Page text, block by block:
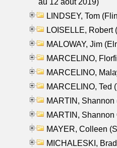
LINDSEY, Tom
LOISELLE, Robert
MALOWAY, Jim
MARCELINO,
MARCELINO,
MARCELINO, Ted
MARTIN, Shannon
MARTIN,
MAYER, Colleen
MICHALESKI,